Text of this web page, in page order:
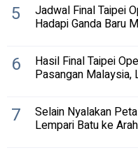
5 Jadwal Final Taipei
Hadapi Ganda Baru
6 Hasil Final Taipei
Pasangan Malaysia,
7 Selain Nyalakan
Lempari Batu ke